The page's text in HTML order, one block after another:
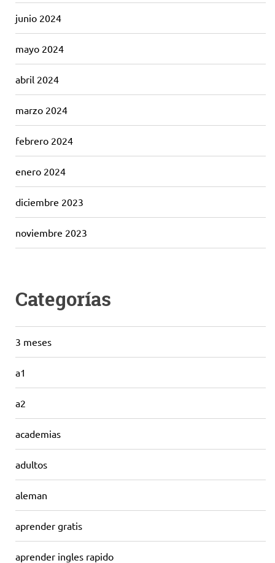
junio 2024
mayo 2024
abril 2024
marzo 2024
febrero 2024
enero 2024
diciembre 2023
noviembre 2023
Categorías
3 meses
a1
a2
academias
adultos
aleman
aprender gratis
aprender ingles rapido